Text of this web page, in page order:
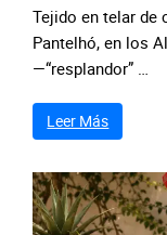
Tejido en telar de
Pantelhó, en los
—“resplandor” …
Leer Más